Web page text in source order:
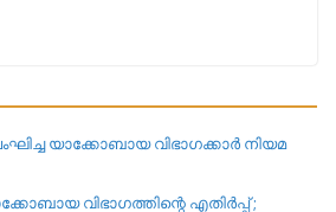
യാക്കോബായ വിഭാഗക്കാർ നിയമ
വിഭാഗത്തിന്റെ എതിർപ്പ് ;